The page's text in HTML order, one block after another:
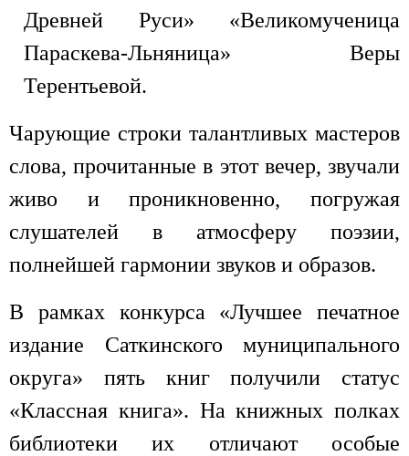
Древней Руси» «Великомученица
Параскева-Льняница» Веры
Терентьевой.
Чарующие строки талантливых мастеров
слова, прочитанные в этот вечер, звучали
живо и проникновенно, погружая
слушателей в атмосферу поэзии,
полнейшей гармонии звуков и образов.
В рамках конкурса «Лучшее печатное
издание Саткинского муниципального
округа» пять книг получили статус
«Классная книга». На книжных полках
библиотеки их отличают особые